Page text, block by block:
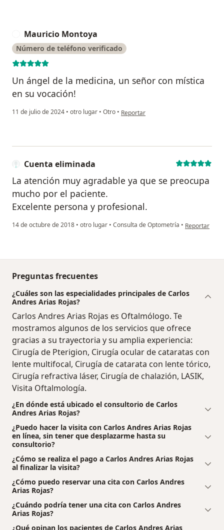
Mauricio Montoya
Número de teléfono verificado
Un ángel de la medicina, un señor con mística
en su vocación!
11 de julio de 2024 • otro lugar • Otro • en opinión del usuario Mauricio
Reportar
Cuenta eliminada
La atención muy agradable ya que se preocupa
mucho por el paciente.
Excelente persona y profesional.
14 de octubre de 2018 • otro lugar • Consulta de Optometría • en opinión
Reportar
Preguntas frecuentes
¿Cuáles son las especialidades principales de Carlos
Andres Arias Rojas?
Carlos Andres Arias Rojas es Oftalmólogo. Te
mostramos algunos de los servicios que ofrece
gracias a su trayectoria y su amplia experiencia:
Cirugía de Pterigion, Cirugía ocular de cataratas con
lente multifocal, Cirugía de catarata con lente tórico,
Cirugía refractiva láser, Cirugía de chalazión, LASIK,
Visita Oftalmología.
¿En dónde está ubicado el consultorio de Carlos
Andres Arias Rojas?
¿Puedo hacer la visita con Carlos Andres Arias Rojas
en línea, sin tener que desplazarme hasta su
consultorio?
¿Cómo se realiza el pago a Carlos Andres Arias Rojas
al finalizar la visita?
¿Cómo puedo reservar una cita con Carlos Andres
Arias Rojas?
¿Cuándo podría tener una cita con Carlos Andres
Arias Rojas?
¿Qué opinan los pacientes de Carlos Andres Arias